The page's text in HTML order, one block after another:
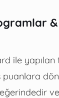
ile yapılan
puanlara